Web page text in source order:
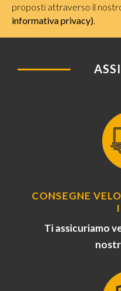
proposti attraverso il
informativa privacy)
CONSEGNE
Ti assicuriamo